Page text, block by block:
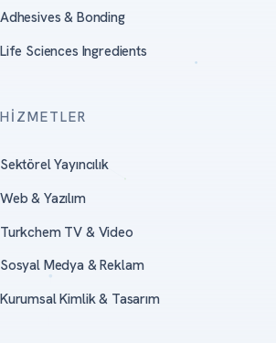
Adhesives & Bonding
Life Sciences Ingredients
HIZMETLER
Sektörel Yayıncılık
Web & Yazılım
Turkchem TV & Video
Sosyal Medya & Reklam
Kurumsal Kimlik & Tasarım